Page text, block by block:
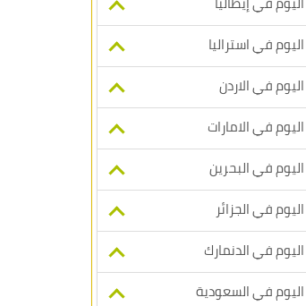
في استراليا
في الاردن
في الامارات
في البحرين
في الجزائر
في الدنمارك
في السعودية